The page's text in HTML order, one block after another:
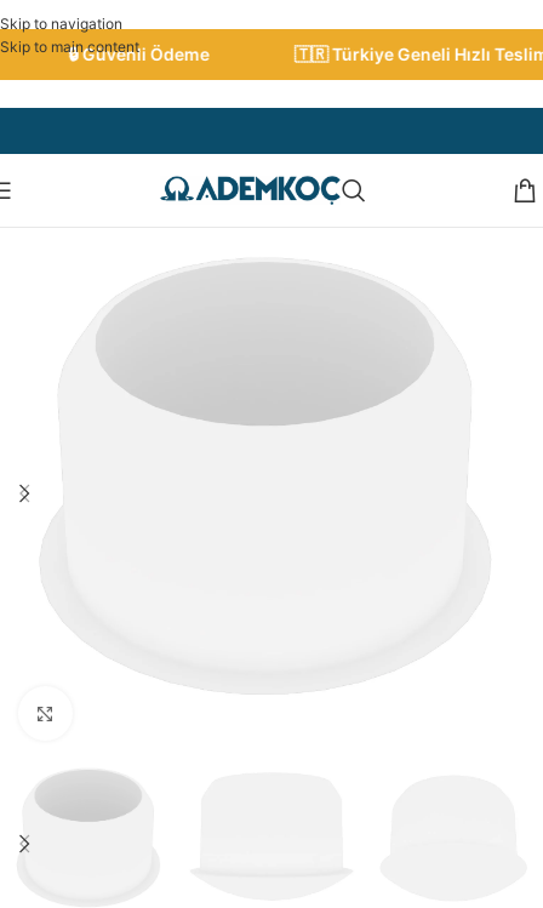
Skip to navigation
Skip to main content
🔒 Güvenli Ödeme 🇹🇷 Türkiye Geneli Hızlı